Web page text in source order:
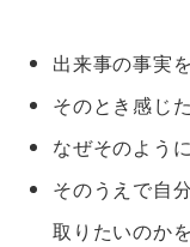
出来事の事実
そのとき感じ
なぜそのよう
そのうえで自
取りたいのか